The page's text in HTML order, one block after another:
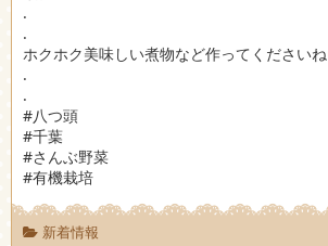
.
.
ホクホク美味しい煮物など作ってくださいね
.
.
#八つ頭
#千葉
#さんぶ野菜
#有機栽培
新着情報